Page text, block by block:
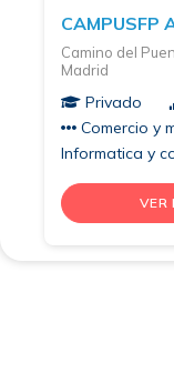
CAMPUSFP
Camino del
Madrid
Privado
Comercio y
Informatica y
VER